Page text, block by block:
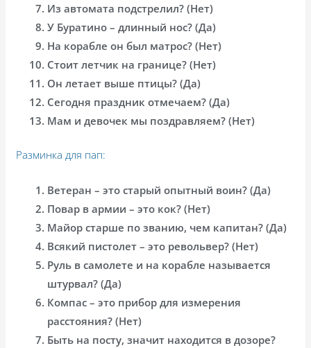
Из автомата подстрелил? (Нет)
У Буратино – длинный нос? (Да)
На корабле он был матрос? (Нет)
Стоит летчик на границе? (Нет)
Он летает выше птицы? (Да)
Сегодня праздник отмечаем? (Да)
Мам и девочек мы поздравляем? (Нет)
Разминка для пап:
Ветеран – это старый опытный воин? (Да)
Повар в армии – это кок? (Нет)
Майор старше по званию, чем капитан? (Да)
Всякий пистолет – это револьвер? (Нет)
Руль в самолете и на корабле называется
штурвал? (Да)
Компас – это прибор для измерения
расстояния? (Нет)
Быть на посту, значит находится в дозоре?